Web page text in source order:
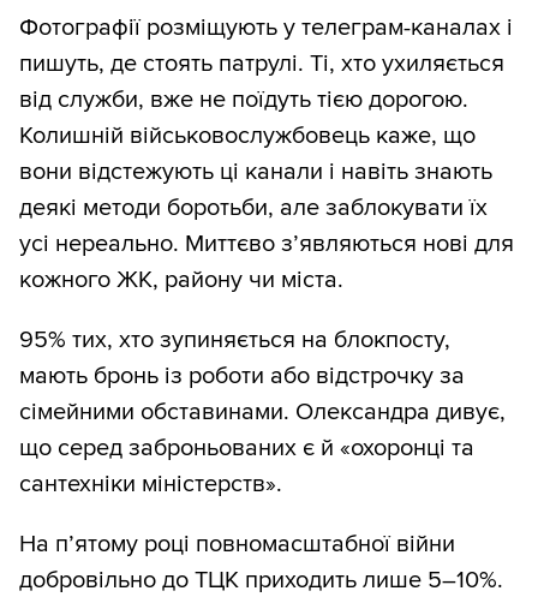
Фотографії розміщують у телеграм-каналах і
пишуть, де стоять патрулі. Ті, хто ухиляється
від служби, вже не поїдуть тією дорогою.
Колишній військовослужбовець каже, що
вони відстежують ці канали і навіть знають
деякі методи боротьби, але заблокувати їх
усі нереально. Миттєво з’являються нові для
кожного ЖК, району чи міста.
95% тих, хто зупиняється на блокпосту,
мають бронь із роботи або відстрочку за
сімейними обставинами. Олександра дивує,
що серед заброньованих є й «охоронці та
сантехніки міністерств».
На п’ятому році повномасштабної війни
добровільно до ТЦК приходить лише 5–10%.